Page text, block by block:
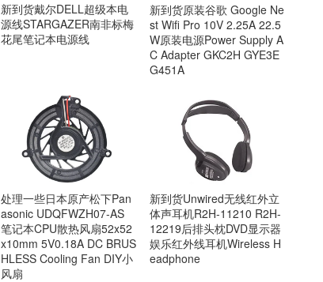
新到货戴尔DELL超级本电
源线STARGAZER南非标梅
花尾笔记本电源线
新到货原装谷歌 Google Ne
st Wifi Pro 10V 2.25A 22.5
W原装电源Power Supply A
C Adapter GKC2H GYE3E
G451A
处理一些日本原产松下Pan
asonic UDQFWZH07-AS
笔记本CPU散热风扇52x52
x10mm 5V0.18A DC BRUS
HLESS Cooling Fan DIY小
风扇
新到货Unwired无线红外立
体声耳机R2H-11210 R2H-
12219后排头枕DVD显示器
娱乐红外线耳机Wireless H
eadphone